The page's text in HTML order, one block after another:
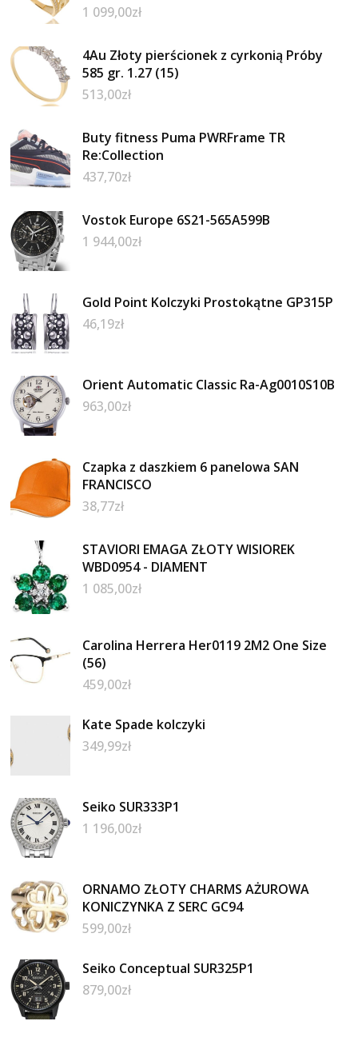
1 099,00zł
4Au Złoty pierścionek z cyrkonią Próby
585 gr. 1.27 (15)
513,00zł
Buty fitness Puma PWRFrame TR
Re:Collection
437,70zł
Vostok Europe 6S21-565A599B
1 944,00zł
Gold Point Kolczyki Prostokątne GP315P
46,19zł
Orient Automatic Classic Ra-Ag0010S10B
963,00zł
Czapka z daszkiem 6 panelowa SAN
FRANCISCO
38,77zł
STAVIORI EMAGA ZŁOTY WISIOREK
WBD0954 - DIAMENT
1 085,00zł
Carolina Herrera Her0119 2M2 One Size
(56)
459,00zł
Kate Spade kolczyki
349,99zł
Seiko SUR333P1
1 196,00zł
ORNAMO ZŁOTY CHARMS AŻUROWA
KONICZYNKA Z SERC GC94
599,00zł
Seiko Conceptual SUR325P1
879,00zł